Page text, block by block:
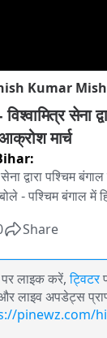
Kumar
सेना
मार्च
सेना द्वारा पश्चिम
- पश्चिम बंगाल में
Share
पर लाइक करें, ट्विटर
लाइव अपडेट्स
pinewz.com/